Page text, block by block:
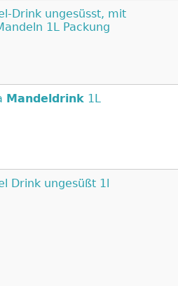
Drink ungesüsst, mit
1L Packung
Mandeldrink 1L
Drink ungesüßt 1l